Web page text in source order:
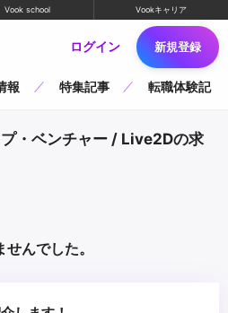
Vook school Vookキャリア
ログイン 新規登録
報 特集記事 転職体験記
・ベンチャー / Live2Dの求
んでした。